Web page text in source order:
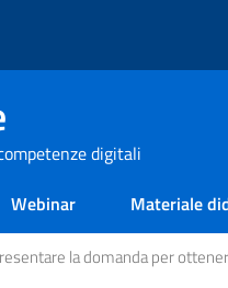
digitali
Webinar Materiale
la domanda per